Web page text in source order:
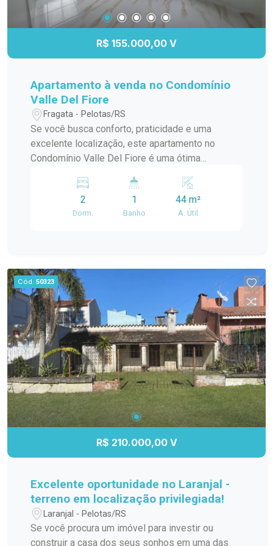
R$ 155.000,00 V
Apartamento à venda no Condomínio
Valle Del Fiore
Fragata - Pelotas/RS
Se você busca conforto, praticidade e uma
excelente localização, este apartamento no
Condomínio Valle Del Fiore é uma ótima
Pelotas, o imóvel está em uma região tranquila,
com fácil acesso a supermercados, escolas,
farmácias, comércios e demais serviços
Cozinha integrada à sala, proporcionando
praticidade e melhor aproveitamento dos
ambientes; Banheiro completo; 1 vaga de
garagem privativa, oferecendo mais segurança e
comodidade. Uma excelente opção para quem
deseja morar em um condomínio que oferece
tranquilidade, conforto e praticidade, em uma das
regiões mais valorizadas do bairro Fragata.
Agende uma visita e venha conhecer o seu
próximo lar!
2
Dorm.
1
Banho
44 m²
A. Útil
Cód. 50323
R$ 210.000,00 V
Excelente oportunidade no Laranjal -
terreno em localização privilegiada!
Laranjal - Pelotas/RS
Se você procura um imóvel para investir ou
construir a casa dos seus sonhos em uma das